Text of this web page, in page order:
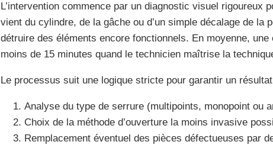
L’intervention commence par un diagnostic visuel rigoureux
vient du cylindre, de la gâche ou d’un simple décalage de la
détruire des éléments encore fonctionnels. En moyenne,
moins de 15 minutes quand le technicien maîtrise la
Le processus suit une logique stricte pour garantir un
Analyse du type de serrure (multipoints, monopoint ou
Choix de la méthode d’ouverture la moins invasive
Remplacement éventuel des pièces défectueuses par